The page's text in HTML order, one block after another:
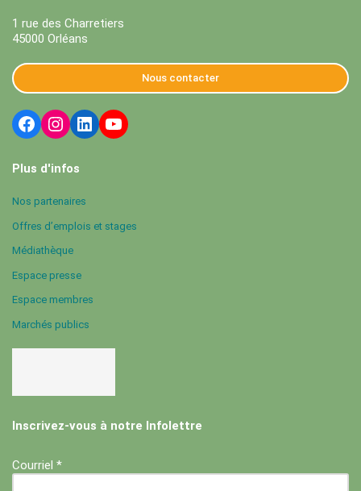
1 rue des Charretiers
45000 Orléans
Nous contacter
Plus d'infos
Nos partenaires
Offres d’emplois et stages
Médiathèque
Espace presse
Espace membres
Marchés publics
Inscrivez-vous à notre Infolettre
Courriel *